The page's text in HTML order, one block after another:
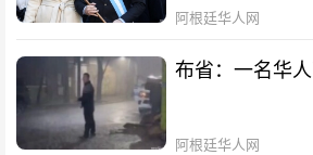
阿根廷华人网
布省：一名华
阿根廷华人网